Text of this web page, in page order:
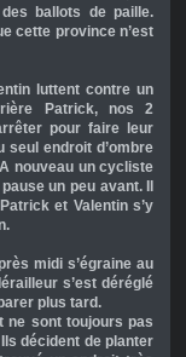
ballots de paille.
cette province n’est
luttent contre un
Patrick, nos 2
pour faire leur
seul endroit d’ombre
nouveau un cycliste
un peu avant. Il
et Valentin s’y
midi s’égraine au
s’est déréglé
plus tard.
ne sont toujours pas
décident de planter